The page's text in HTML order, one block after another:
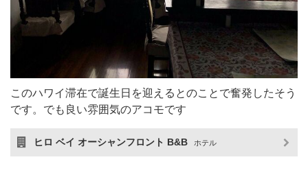
このハワイ滞在で誕生日を迎えるとのことで奮発したそう
です。でも良い雰囲気のアコモです
ヒロ ベイ オーシャンフロント B&B ホテル